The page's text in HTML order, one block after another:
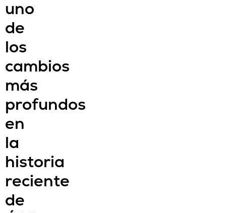
uno
de
los
cambios
más
profundos
en
la
historia
reciente
de